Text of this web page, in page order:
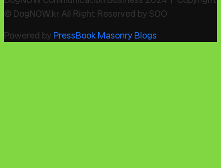
© DogNOW.kr All Right Reserved by SOO
Powered by PressBook Masonry Blogs